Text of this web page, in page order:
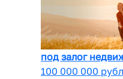
под залог
100 000 000